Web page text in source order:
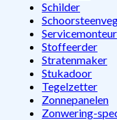
Schilder
Servicemonteur
Stoffeerder
Stratenmaker
Stukadoor
Tegelzetter
Zonnepanelen
Zonwering-